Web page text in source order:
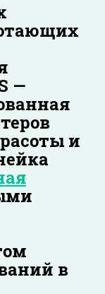
—
и
в